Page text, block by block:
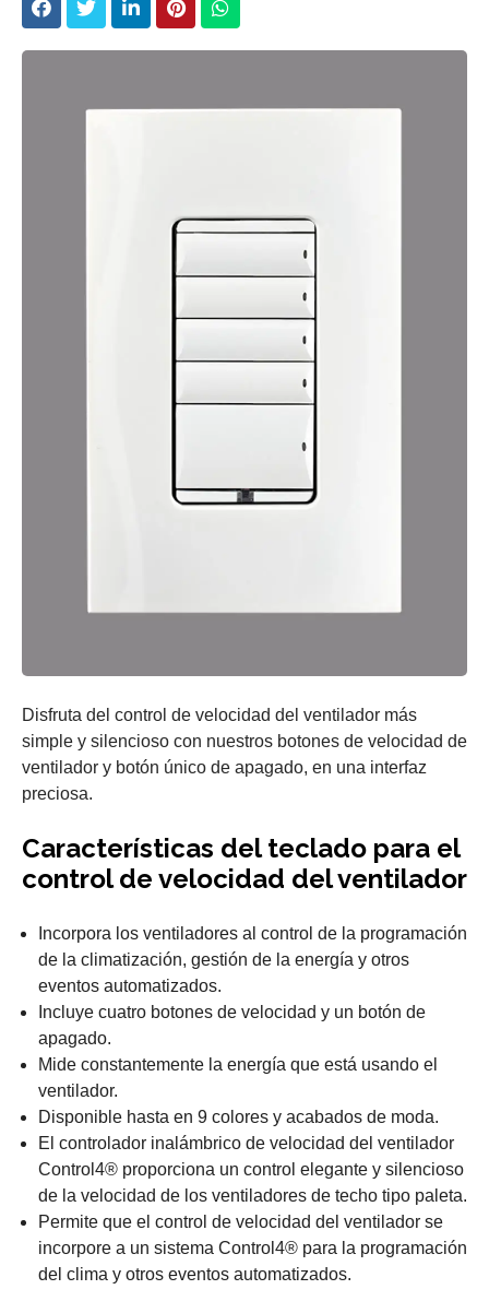
Disfruta del control de velocidad del ventilador más
simple y silencioso con nuestros botones de velocidad de
ventilador y botón único de apagado, en una interfaz
preciosa.
Características del teclado para el
control de velocidad del ventilador
Incorpora los ventiladores al control de la programación
de la climatización, gestión de la energía y otros
eventos automatizados.
Incluye cuatro botones de velocidad y un botón de
apagado.
Mide constantemente la energía que está usando el
ventilador.
Disponible hasta en 9 colores y acabados de moda.
El controlador inalámbrico de velocidad del ventilador
Control4® proporciona un control elegante y silencioso
de la velocidad de los ventiladores de techo tipo paleta.
Permite que el control de velocidad del ventilador se
incorpore a un sistema Control4® para la programación
del clima y otros eventos automatizados.